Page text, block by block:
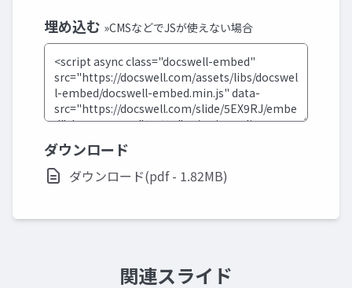
埋め込む »CMSなどでJSが使えない場合
ダウンロード
ダウンロード(pdf - 1.82MB)
関連スライド